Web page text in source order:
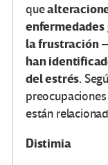
que
la frustración
han
del estrés.
están
Distimia